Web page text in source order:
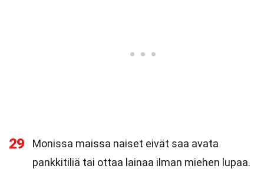
29
Monissa maissa naiset eivät saa avata
pankkitiliä tai ottaa lainaa ilman miehen lupaa.